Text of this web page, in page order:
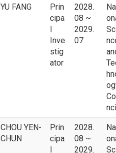
YU FANG
Prin
cipa
Inve
stig
ator
2028.
08 ~
2029.
07
CHOU YEN-
CHUN
Prin
cipa
2028.
08 ~
2029.